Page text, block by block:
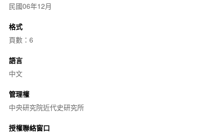
民國06年12月
格式
頁數：6
語言
中文
管理權
中央研究院近代史研究所
授權聯絡窗口